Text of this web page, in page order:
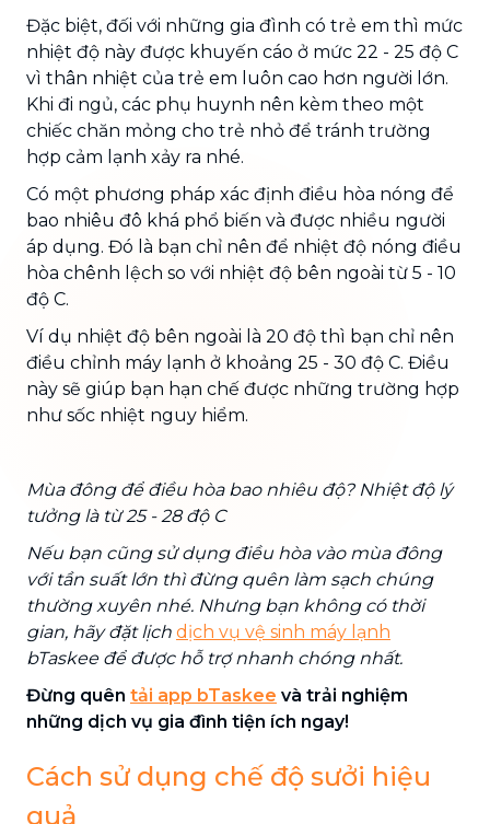
Đặc biệt, đối với những gia đình có trẻ em thì mức
nhiệt độ này được khuyến cáo ở mức 22 - 25 độ C
vì thân nhiệt của trẻ em luôn cao hơn người lớn.
Khi đi ngủ, các phụ huynh nên kèm theo một
chiếc chăn mỏng cho trẻ nhỏ để tránh trường
hợp cảm lạnh xảy ra nhé.
Có một phương pháp xác định điều hòa nóng để
bao nhiêu đô khá phổ biến và được nhiều người
áp dụng. Đó là bạn chỉ nên để nhiệt độ nóng điều
hòa chênh lệch so với nhiệt độ bên ngoài từ 5 - 10
độ C.
Ví dụ nhiệt độ bên ngoài là 20 độ thì bạn chỉ nên
điều chỉnh máy lạnh ở khoảng 25 - 30 độ C. Điều
này sẽ giúp bạn hạn chế được những trường hợp
như sốc nhiệt nguy hiểm.
Mùa đông để điều hòa bao nhiêu độ? Nhiệt độ lý
tưởng là từ 25 - 28 độ C
Nếu bạn cũng sử dụng điều hòa vào mùa đông
với tần suất lớn thì đừng quên làm sạch chúng
thường xuyên nhé. Nhưng bạn không có thời
gian, hãy đặt lịch dịch vụ vệ sinh máy lạnh
bTaskee để được hỗ trợ nhanh chóng nhất.
Đừng quên tải app bTaskee và trải nghiệm
những dịch vụ gia đình tiện ích ngay!
Cách sử dụng chế độ sưởi hiệu
quả